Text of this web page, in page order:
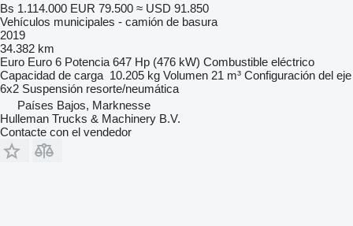
Bs 1.114.000 EUR 79.500 ≈ USD 91.850
Vehículos municipales - camión de basura
2019
34.382 km
Euro Euro 6 Potencia 647 Hp (476 kW) Combustible eléctrico
Capacidad de carga 10.205 kg Volumen 21 m³ Configuración del eje
6x2 Suspensión resorte/neumática
Países Bajos, Marknesse
Hulleman Trucks & Machinery B.V.
Contacte con el vendedor